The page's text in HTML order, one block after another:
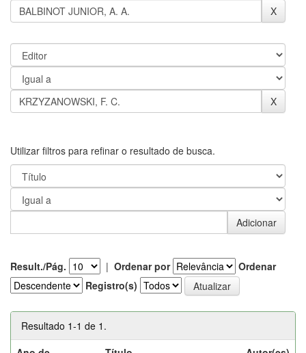
Utilizar filtros para refinar o resultado de busca.
Result./Pág. | Ordenar por
Ordenar
Registro(s)
Resultado 1-1 de 1.